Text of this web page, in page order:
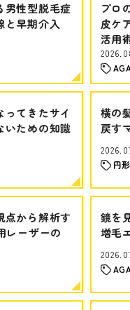
男性型脱毛症
と早期介入
プロ
皮ケ
活用
てきたサイ
いための知識
横の
戻す
円
点から解析す
レーザーの
鏡を
増毛